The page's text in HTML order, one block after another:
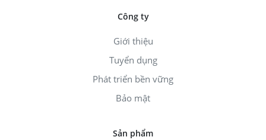
Công ty
Giới thiệu
Tuyển dụng
Phát triển bền vững
Bảo mật
Sản phẩm